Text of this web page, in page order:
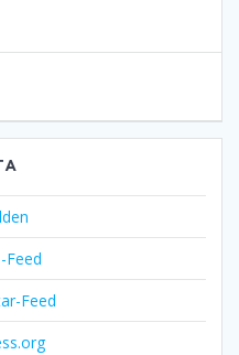
Feed
Feed